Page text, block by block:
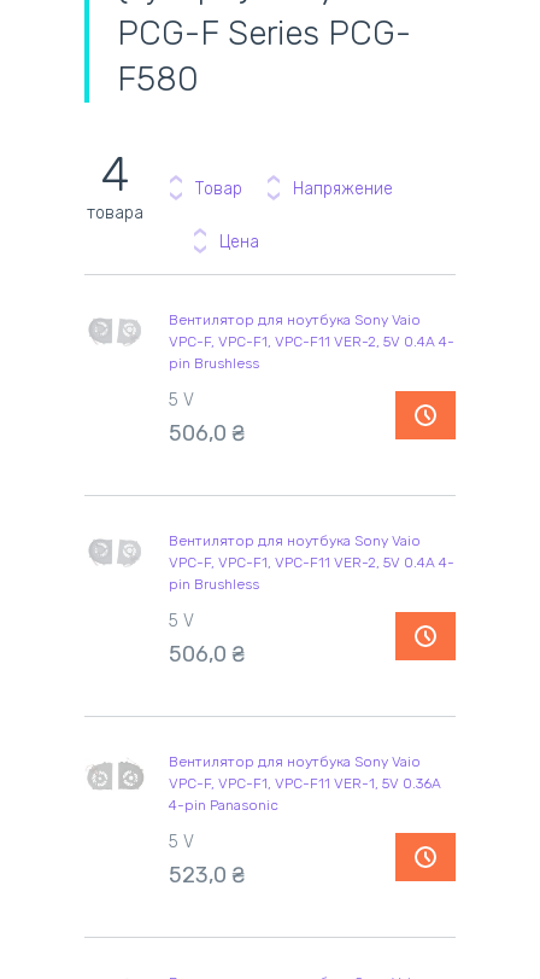
PCG-F Series PCG-
F580
4
товара
Товар Напряжение
Цена
Вентилятор для ноутбука Sony Vaio
VPC-F, VPC-F1, VPC-F11 VER-2, 5V 0.4A 4-
pin Brushless
5 V
506,0 ₴
Вентилятор для ноутбука Sony Vaio
VPC-F, VPC-F1, VPC-F11 VER-2, 5V 0.4A 4-
pin Brushless
5 V
506,0 ₴
Вентилятор для ноутбука Sony Vaio
VPC-F, VPC-F1, VPC-F11 VER-1, 5V 0.36A
4-pin Panasonic
5 V
523,0 ₴